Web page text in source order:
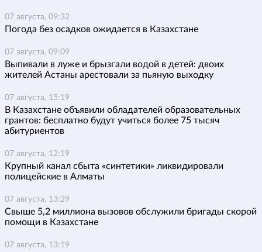
07 августа, 09:32
Погода без осадков ожидается в Казахстане
07 августа, 09:09
Выпивали в луже и брызгали водой в детей: двоих
жителей Астаны арестовали за пьяную выходку
07 августа, 15:19
В Казахстане объявили обладателей образовательных
грантов: бесплатно будут учиться более 75 тысяч
абитуриентов
07 августа, 12:19
Крупный канал сбыта «синтетики» ликвидировали
полицейские в Алматы
07 августа, 13:29
Свыше 5,2 миллиона вызовов обслужили бригады скорой
помощи в Казахстане
07 августа, 13:19